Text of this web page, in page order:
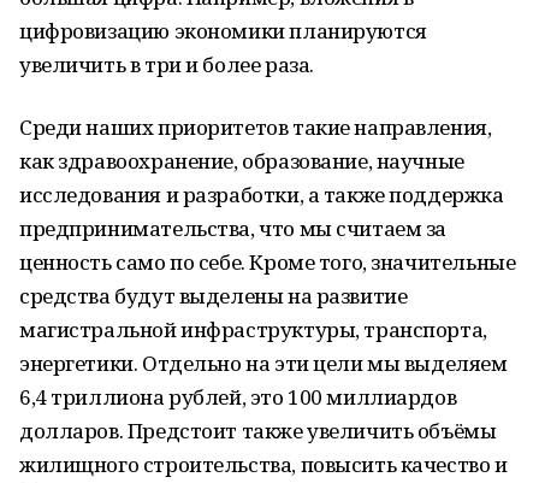
цифровизацию экономики планируются
увеличить в три и более раза.
Среди наших приоритетов такие направления,
как здравоохранение, образование, научные
исследования и разработки, а также поддержка
предпринимательства, что мы считаем за
ценность само по себе. Кроме того, значительные
средства будут выделены на развитие
магистральной инфраструктуры, транспорта,
энергетики. Отдельно на эти цели мы выделяем
6,4 триллиона рублей, это 100 миллиардов
долларов. Предстоит также увеличить объёмы
жилищного строительства, повысить качество и